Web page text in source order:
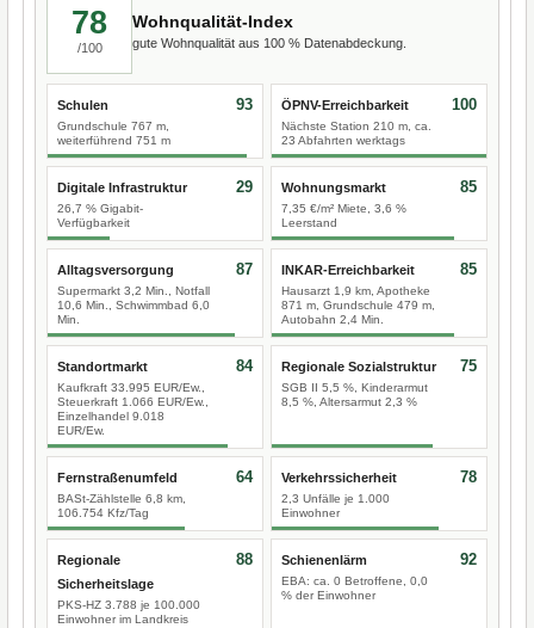
78
/100
Wohnqualität-Index
gute Wohnqualität aus 100 % Datenabdeckung.
Schulen
Grundschule 767 m,
weiterführend 751 m
93 ÖPNV-Erreichbarkeit
Nächste Station 210 m, ca.
23 Abfahrten werktags
100
Digitale Infrastruktur
26,7 % Gigabit-
Verfügbarkeit
29 Wohnungsmarkt
7,35 €/m² Miete, 3,6 %
Leerstand
85
Alltagsversorgung
Supermarkt 3,2 Min., Notfall
10,6 Min., Schwimmbad 6,0
Min.
87 INKAR-Erreichbarkeit
Hausarzt 1,9 km, Apotheke
871 m, Grundschule 479 m,
Autobahn 2,4 Min.
85
Standortmarkt
Kaufkraft 33.995 EUR/Ew.,
Steuerkraft 1.066 EUR/Ew.,
Einzelhandel 9.018
EUR/Ew.
84 Regionale Sozialstruktur
SGB II 5,5 %, Kinderarmut
8,5 %, Altersarmut 2,3 %
75
Fernstraßenumfeld
BASt-Zählstelle 6,8 km,
106.754 Kfz/Tag
64 Verkehrssicherheit
2,3 Unfälle je 1.000
Einwohner
78
Regionale
Sicherheitslage
PKS-HZ 3.788 je 100.000
Einwohner im Landkreis
88 Schienenlärm
EBA: ca. 0 Betroffene, 0,0
% der Einwohner
92